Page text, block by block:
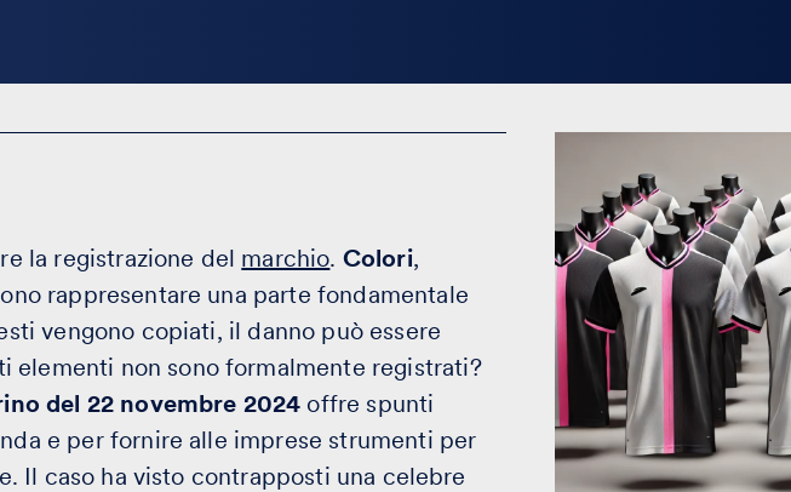
la registrazione del marchio. Colori,
rappresentare una parte fondamentale
vengono copiati, il danno può essere
elementi non sono formalmente registrati?
del 22 novembre 2024 offre spunti
e per fornire alle imprese strumenti per
Il caso ha visto contrapposti una celebre